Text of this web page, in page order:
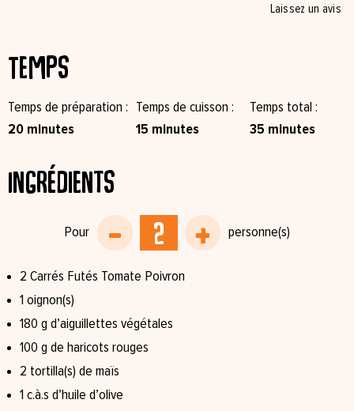
Laissez un avis
Temps
Temps de préparation
20 minutes
Temps de cuisson
15 minutes
Temps total
35 minutes
Ingrédients
⁠2 Carrés Futés Tomate Poivron⁠
1 oignon(s)
180 g d’aiguillettes végétales⁠
100 g de haricots rouges⁠
2 tortilla(s) de maïs⁠
1 c.à.s d’huile d’olive⁠